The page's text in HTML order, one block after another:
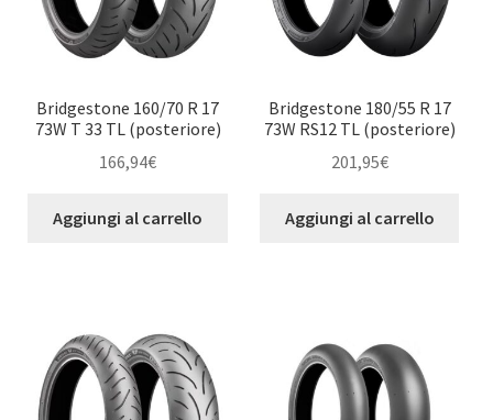
Bridgestone 160/70 R 17
73W T 33 TL (posteriore)
166,94€
Aggiungi al carrello
Bridgestone 180/55 R 17
73W RS12 TL (posteriore)
201,95€
Aggiungi al carrello